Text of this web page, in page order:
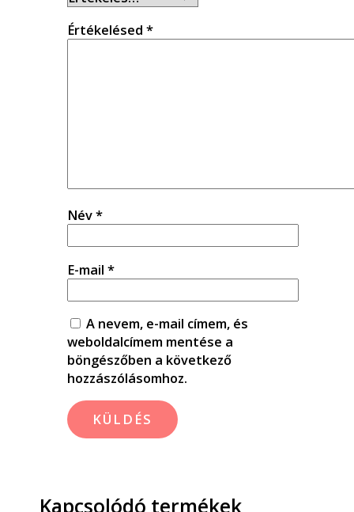
Értékelésed *
Név*
E-mail *
A nevem, e-mail címem, és
weboldalcímem mentése a
böngészőben a következő
hozzászólásomhoz.
Kapcsolódó termékek